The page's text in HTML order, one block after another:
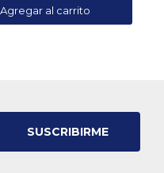
SUSCRIBIRME